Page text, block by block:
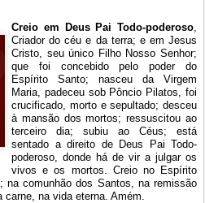
Creio em Deus Pai Todo-poderoso,
Criador do céu e da terra; e em Jesus
Cristo, seu único Filho Nosso Senhor;
que foi concebido pelo poder do
Espírito Santo; nasceu da Virgem
Maria, padeceu sob Pôncio Pilatos, foi
crucificado, morto e sepultado; desceu
à mansão dos mortos; ressuscitou ao
terceiro dia; subiu ao Céus; está
sentado a direito de Deus Pai Todo-
poderoso, donde há de vir a julgar os
vivos e os mortos. Creio no Espírito
na comunhão dos Santos, na remissão
carne, na vida eterna. Amém.